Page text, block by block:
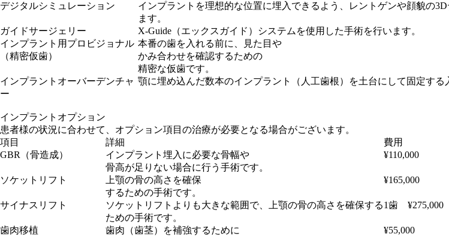
デジタルシミュレーション
インプラントを理想的な位置に埋入できるよう、レントゲンや顔貌の
ます。
ガイドサージェリー X-Guide（エックスガイド）システムを使用した手術を行います。
インプラント用プロビジョナル
（精密仮歯）
本番の歯を入れる前に、見た目や
かみ合わせを確認するための
精密な仮歯です。
インプラントオーバーデンチャ
ー
顎に埋め込んだ数本のインプラント（人工歯根）を土台にして固定する
インプラントオプション
患者様の状況に合わせて、オプション項目の治療が必要となる場合がございます。
項目
詳細
費用
GBR（骨造成）
インプラント埋入に必要な骨幅や
骨高が足りない場合に行う手術です。
¥110,000
ソケットリフト
上顎の骨の高さを確保
するための手術です。
¥165,000
サイナスリフト
ソケットリフトよりも大きな範囲で、上顎の骨の高さを確保する
ための手術です。
1歯 ¥275,000
歯肉移植
歯肉（歯茎）を補強するために
¥55,000